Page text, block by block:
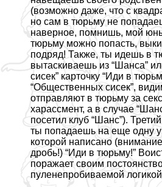
(возможно даже, что с
но сам в тюрьму не
наверное, помнишь, мой
тюрьму можно попасть,
подряд! Также, ты идешь в
вытаскиваешь из “Шанса”
сисек” карточку “Иди в
“Общественных сисек”,
отправляют в тюрьму за
харассмент, а в случае
посетил клуб “Шанс”).
ты попадаешь на еще одну
которой написано
дробь!) “Иди в тюрьму!”
поражает своим
пуленепробиваемой